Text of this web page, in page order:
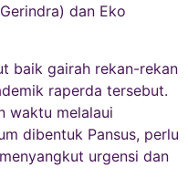
dan Eko
baik gairah rekan-rekan
raperda tersebut.
waktu melalaui
dibentuk Pansus, perlu
urgensi dan